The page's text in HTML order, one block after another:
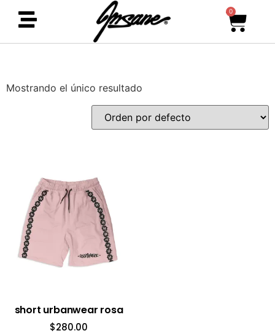
0
Mostrando el único resultado
short urbanwear rosa
$280.00